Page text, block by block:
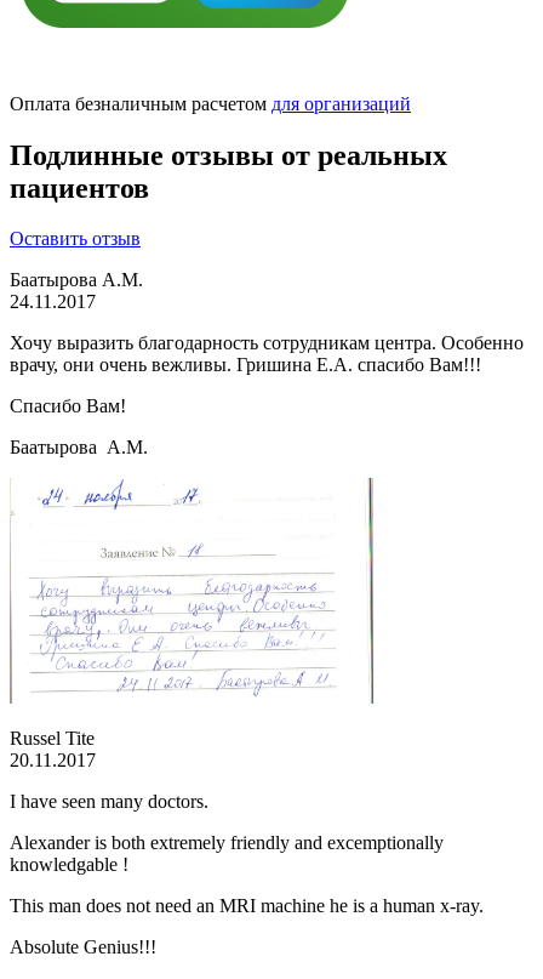
Оплата безналичным расчетом для организаций
Подлинные отзывы от реальных
пациентов
Оставить отзыв
Баатырова А.М.
24.11.2017
Хочу выразить благодарность сотрудникам центра. Особенно
врачу, они очень вежливы. Гришинa Е.А. спасибо Вам!!!
Спасибо Вам!
Баатырова А.М.
Russel Tite
20.11.2017
I have seen many doctors.
Alexander is both extremely friendly and excemptionally
knowledgable !
This man does not need an MRI machine he is a human x-ray.
Absolute Genius!!!